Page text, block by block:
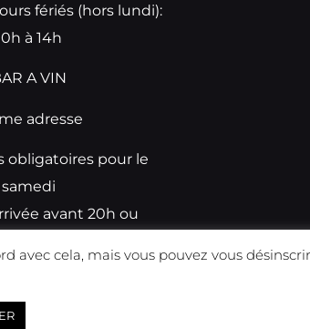
fériés (hors lundi):
à 14h
A VIN
adresse
obligatoires pour le
samedi
avant 20h ou
avec cela, mais vous pouvez vous